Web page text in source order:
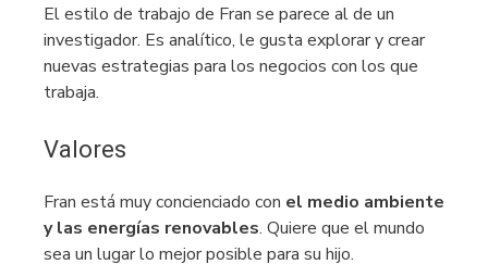
El estilo de trabajo de Fran se parece al de un
investigador. Es analítico, le gusta explorar y crear
nuevas estrategias para los negocios con los que
trabaja.
Valores
Fran está muy concienciado con el medio ambiente
y las energías renovables. Quiere que el mundo
sea un lugar lo mejor posible para su hijo.